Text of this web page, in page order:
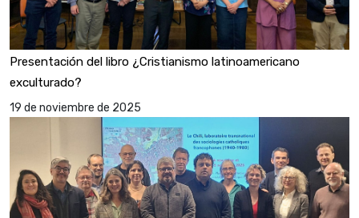
Presentación del libro ¿Cristianismo latinoamericano
exculturado?
19 de noviembre de 2025